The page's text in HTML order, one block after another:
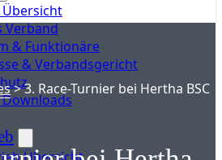
Verband
& Funktionäre
& Verbandsgericht
>3. Race-Turnier bei Hertha BSC